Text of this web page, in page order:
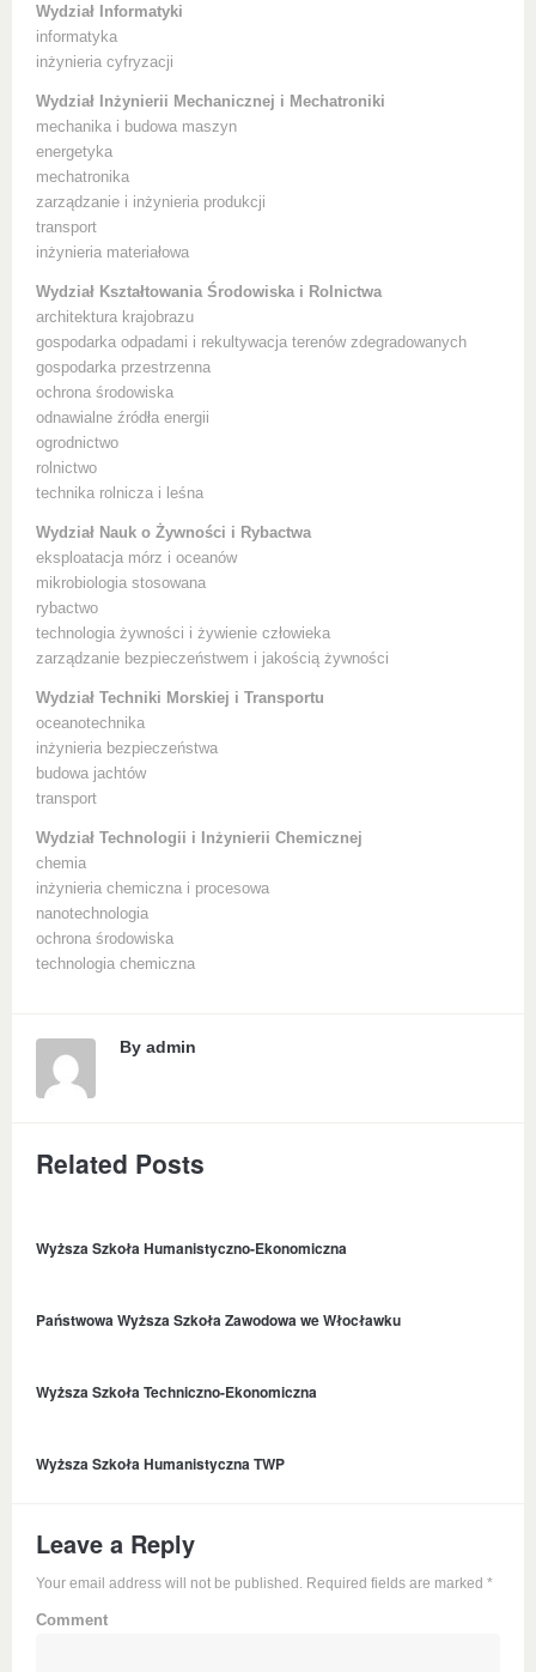
Wydział Informatyki
informatyka
inżynieria cyfryzacji
Wydział Inżynierii Mechanicznej i Mechatroniki
mechanika i budowa maszyn
energetyka
mechatronika
zarządzanie i inżynieria produkcji
transport
inżynieria materiałowa
Wydział Kształtowania Środowiska i Rolnictwa
architektura krajobrazu
gospodarka odpadami i rekultywacja terenów zdegradowanych
gospodarka przestrzenna
ochrona środowiska
odnawialne źródła energii
ogrodnictwo
rolnictwo
technika rolnicza i leśna
Wydział Nauk o Żywności i Rybactwa
eksploatacja mórz i oceanów
mikrobiologia stosowana
rybactwo
technologia żywności i żywienie człowieka
zarządzanie bezpieczeństwem i jakością żywności
Wydział Techniki Morskiej i Transportu
oceanotechnika
inżynieria bezpieczeństwa
budowa jachtów
transport
Wydział Technologii i Inżynierii Chemicznej
chemia
inżynieria chemiczna i procesowa
nanotechnologia
ochrona środowiska
technologia chemiczna
By admin
Related Posts
Wyższa Szkoła Humanistyczno-Ekonomiczna
Państwowa Wyższa Szkoła Zawodowa we Włocławku
Wyższa Szkoła Techniczno-Ekonomiczna
Wyższa Szkoła Humanistyczna TWP
Leave a Reply
Your email address will not be published. Required fields are marked *
Comment